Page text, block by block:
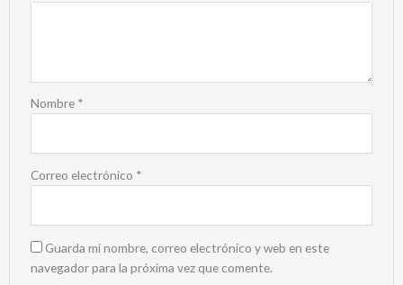
Nombre *
Correo electrónico *
Guarda mi nombre, correo electrónico y web en este
navegador para la próxima vez que comente.